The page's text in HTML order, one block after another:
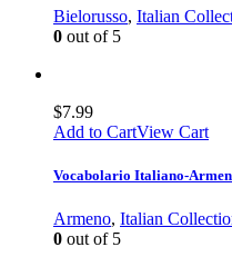
Bielorusso, Italian
0 out of 5
$7.99
Add to CartView Cart
Vocabolario Italiano-
Armeno, Italian
0 out of 5